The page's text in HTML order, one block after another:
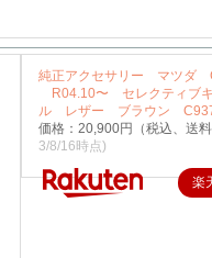
純正アクセサリー マツダ
R04.10〜 セレクティブ
ル レザー ブラウン
価格：20,900円（税込、送
3/8/16時点)
楽